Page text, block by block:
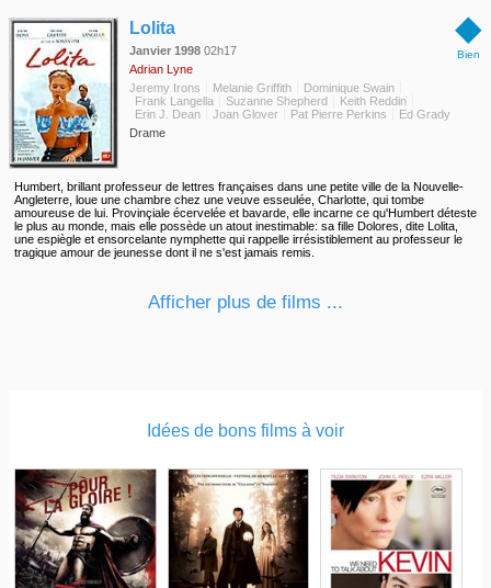
◆
Bien
Lolita
Janvier 1998 02h17
Adrian Lyne
Jeremy Irons
Melanie Griffith
Dominique Swain
Frank Langella
Suzanne Shepherd
Keith Reddin
Erin J. Dean
Joan Glover Pat Pierre Perkins
Ed Grady
Drame
Humbert, brillant professeur de lettres françaises dans une petite ville de la Nouvelle-
Angleterre, loue une chambre chez une veuve esseulée, Charlotte, qui tombe
amoureuse de lui. Provinçiale écervelée et bavarde, elle incarne ce qu'Humbert déteste
le plus au monde, mais elle possède un atout inestimable: sa fille Dolores, dite Lolita,
une espiègle et ensorcelante nymphette qui rappelle irrésistiblement au professeur le
tragique amour de jeunesse dont il ne s'est jamais remis.
Afficher plus de films ...
Idées de bons films à voir